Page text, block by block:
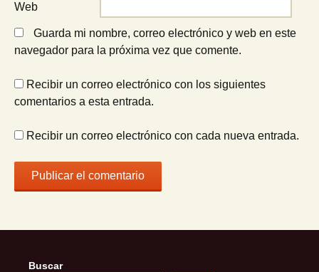
Web
Guarda mi nombre, correo electrónico y web en este
navegador para la próxima vez que comente.
Recibir un correo electrónico con los siguientes
comentarios a esta entrada.
Recibir un correo electrónico con cada nueva entrada.
Buscar